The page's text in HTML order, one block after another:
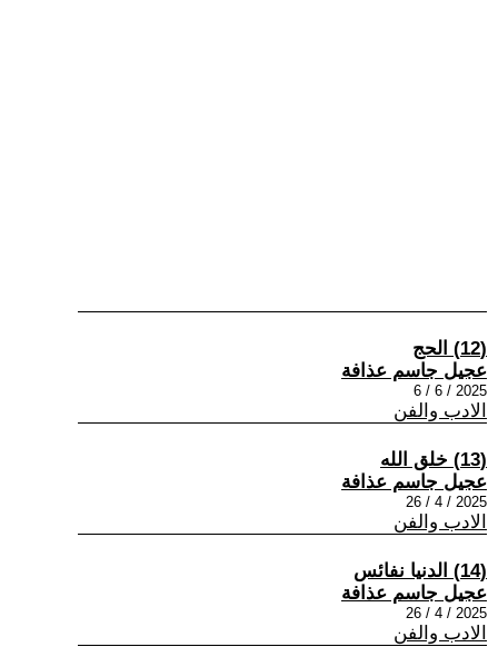
(12) الحج
عجيل جاسم عذافة
2025 / 6 / 6
الادب والفن
(13) خلق الله
عجيل جاسم عذافة
2025 / 4 / 26
الادب والفن
(14) الدنيا نفائس
عجيل جاسم عذافة
2025 / 4 / 26
الادب والفن